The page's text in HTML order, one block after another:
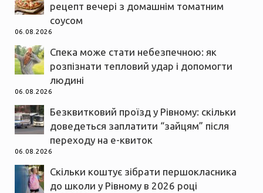
рецепт вечері з домашнім томатним
соусом
06.08.2026
Спека може стати небезпечною: як
розпізнати тепловий удар і допомогти
людині
06.08.2026
Безквитковий проїзд у Рівному: скільки
доведеться заплатити “зайцям” після
переходу на е-квиток
06.08.2026
Скільки коштує зібрати першокласника
до школи у Рівному в 2026 році